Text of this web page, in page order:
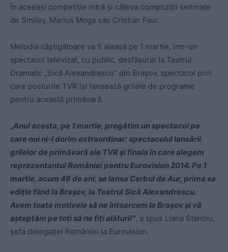
În aceeaşi competiţie intră şi câteva compoziţii semnate
de Smiley, Marius Moga sau Cristian Faur.
Melodia câştigătoare va fi aleasă pe 1 martie, într-un
spectacol televizat, cu public, desfăşurat la Teatrul
Dramatic „Sică Alexandrescu” din Braşov, spectacol prin
care posturile TVR îşi lansează grilele de programe
pentru această primăvară.
„Anul acesta, pe 1 martie, pregătim un spectacol pe
care noi ni-l dorim extraordinar: spectacolul lansării
grilelor de primăvară ale TVR şi finala în care alegem
reprezentantul României pentru Eurovision 2014. Pe 1
martie, acum 46 de ani, se lansa Cerbul de Aur, prima sa
ediţie fiind la Braşov, la Teatrul Sică Alexandrescu.
Avem toate motivele să ne întoarcem la Braşov şi vă
aşteptăm pe toţi să ne fiţi alături!”, a spus Liana Stanciu,
şefa delegaţiei României la Eurovision.